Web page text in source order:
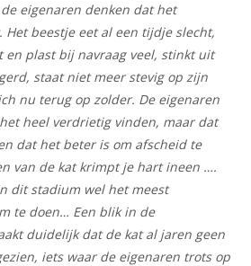
eigenaren denken dat het
Het beestje eet al een tijdje slecht,
en plast bij navraag veel, stinkt uit
staat niet meer stevig op zijn
nu terug op zolder. De eigenaren
heel verdrietig vinden, maar dat
dat het beter is om afscheid te
van de kat krimpt je hart ineen ….
dit stadium wel het meest
te doen… Een blik in de
duidelijk dat de kat al jaren geen
iets waar de eigenaren trots op